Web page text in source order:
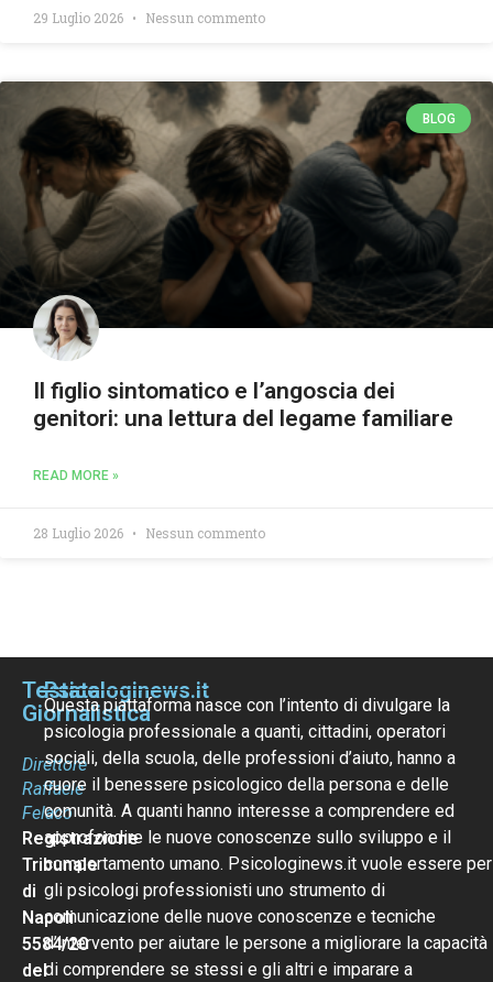
29 Luglio 2026 Nessun commento
BLOG
Il figlio sintomatico e l’angoscia dei
genitori: una lettura del legame familiare
READ MORE »
28 Luglio 2026 Nessun commento
Testata
Giornalistica
Direttore
Raffaele
Felaco
Registrazione
Tribunale
di
Napoli
5584/20
del
Psicologinews.it
Questa piattaforma nasce con l’intento di divulgare la
psicologia professionale a quanti, cittadini, operatori
sociali, della scuola, delle professioni d’aiuto, hanno a
cuore il benessere psicologico della persona e delle
comunità. A quanti hanno interesse a comprendere ed
approfondire le nuove conoscenze sullo sviluppo e il
comportamento umano. Psicologinews.it vuole essere per
gli psicologi professionisti uno strumento di
comunicazione delle nuove conoscenze e tecniche
d’intervento per aiutare le persone a migliorare la capacità
di comprendere se stessi e gli altri e imparare a